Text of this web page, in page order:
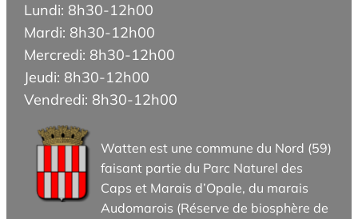
Lundi: 8h30-12h00
Mardi: 8h30-12h00
Mercredi: 8h30-12h00
Jeudi: 8h30-12h00
Vendredi: 8h30-12h00
Watten est une commune du Nord (59)
faisant partie du Parc Naturel des
Caps et Marais d’Opale, du marais
Audomarois (Réserve de biosphère de